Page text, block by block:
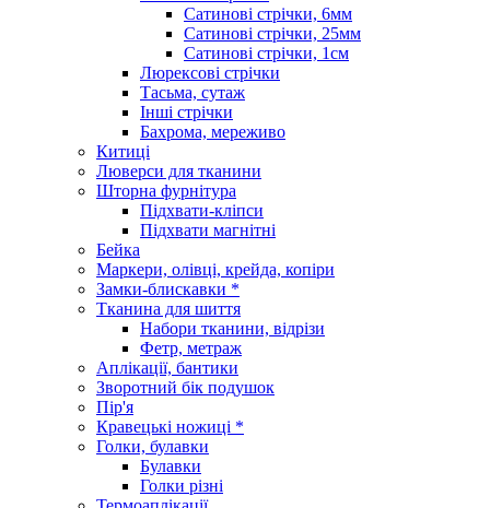
Сатинові стрічки, 6мм
Сатинові стрічки, 25мм
Сатинові стрічки, 1см
Люрексові стрічки
Тасьма, сутаж
Інші стрічки
Бахрома, мереживо
Китиці
Люверси для тканини
Шторна фурнітура
Підхвати-кліпси
Підхвати магнітні
Бейка
Маркери, олівці, крейда, копіри
Замки-блискавки *
Тканина для шиття
Набори тканини, відрізи
Фетр, метраж
Аплікації, бантики
Зворотний бік подушок
Пір'я
Кравецькі ножиці *
Голки, булавки
Булавки
Голки різні